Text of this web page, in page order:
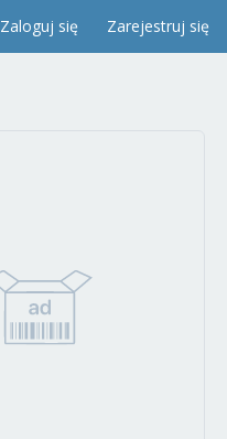
Zaloguj się Zarejestruj się